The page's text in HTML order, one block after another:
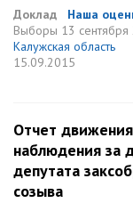
Доклад
Наша
Выборы 13
Калужская область
15.09.2015
Отчет
наблюдения за
депутата
созыва